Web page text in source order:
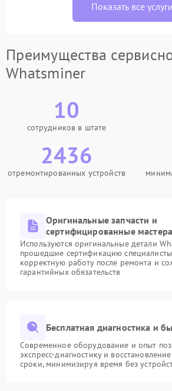
Показать все услуги
Преимущества
Whatsminer
10
сотрудников в штате
2436
отремонтированных устройств
Оригинальные запчасти и
сертифицированные мастера
Используются оригинальные детали
прошедшие сертификацию
корректную работу после ремонта и
гарантийных обязательств
Бесплатная диагностика и
Современное оборудование и опыт
экспресс-диагностику и
сроки, минимизируя время без